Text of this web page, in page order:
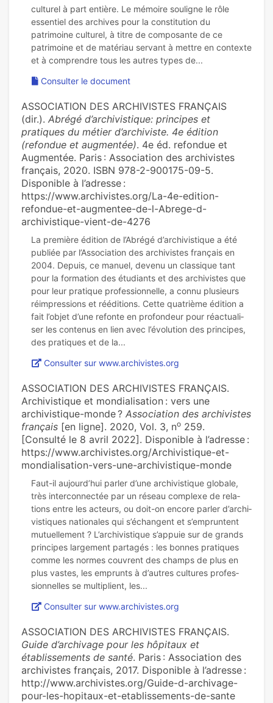
culturel à part entière. Le mémoire souligne le rôle
essentiel des archives pour la constitution du
patrimoine culturel, à titre de composante de ce
patrimoine et de matériau servant à mettre en contexte
Consulter le document
ASSOCIATION DES ARCHIVISTES FRANÇAIS
(dir.). Abrégé d’archivistique: principes et
pratiques du métier d’archiviste. 4e édition
(refondue et augmentée). 4e éd. refondue et
Augmentée. Paris : Association des archivistes
français, 2020. ISBN 978-2-900175-09-5.
Disponible à l’adresse :
https://www.archivistes.org/La-4e-edition-
refondue-et-augmentee-de-l-Abrege-d-
archivistique-vient-de-4276
La pre­mière édition de l’Abrégé d’archi­vis­ti­que a été
publiée par l’Association des archi­vis­tes fran­çais en
2004. Depuis, ce manuel, devenu un clas­si­que tant
pour la for­ma­tion des étudiants et des archi­vis­tes que
pour leur pra­ti­que pro­fes­sion­nelle, a connu plu­sieurs
réim­pres­sions et réé­di­tions. Cette qua­trième édition a
fait l’objet d’une refonte en pro­fon­deur pour réac­tua­li­
ser les conte­nus en lien avec l’évolution des prin­ci­pes,
Consulter sur www.archivistes.org
ASSOCIATION DES ARCHIVISTES FRANÇAIS.
Archivistique et mondialisation : vers une
archivistique-monde ? Association des archivistes
français [en ligne]. 2020, Vol. 3, no 259.
[Consulté le 8 avril 2022]. Disponible à l’adresse :
https://www.archivistes.org/Archivistique-et-
mondialisation-vers-une-archivistique-monde
Faut-il aujourd’hui parler d’une archi­vis­ti­que glo­bale,
très inter­connec­tée par un réseau com­plexe de rela­
tions entre les acteurs, ou doit-on encore parler d’archi­
vis­ti­ques natio­na­les qui s’échangent et s’emprun­tent
mutuel­le­ment ? L’archi­vis­ti­que s’appuie sur de grands
prin­ci­pes lar­ge­ment par­ta­gés : les bonnes pra­ti­ques
comme les normes cou­vrent des champs de plus en
plus vastes, les emprunts à d’autres cultu­res pro­fes­
Consulter sur www.archivistes.org
ASSOCIATION DES ARCHIVISTES FRANÇAIS.
Guide d’archivage pour les hôpitaux et
établissements de santé. Paris : Association des
archivistes français, 2017. Disponible à l’adresse :
http://www.archivistes.org/Guide-d-archivage-
pour-les-hopitaux-et-etablissements-de-sante